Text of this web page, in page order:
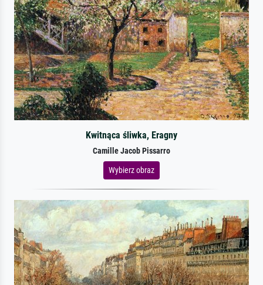
Kwitnąca śliwka, Eragny
Camille Jacob Pissarro
Wybierz obraz